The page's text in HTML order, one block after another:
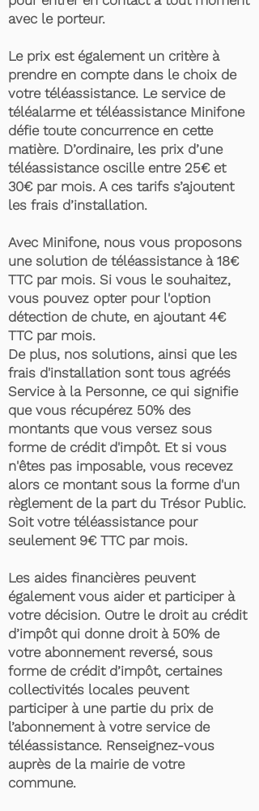
avec le porteur.
Le prix est également un critère à
prendre en compte dans le choix de
votre téléassistance. Le service de
téléalarme et téléassistance Minifone
défie toute concurrence en cette
matière. D’ordinaire, les prix d’une
téléassistance oscille entre 25€ et
30€ par mois. A ces tarifs s’ajoutent
les frais d’installation.
Avec Minifone, nous vous proposons
une solution de téléassistance à 18€
TTC par mois. Si vous le souhaitez,
vous pouvez opter pour l'option
détection de chute, en ajoutant 4€
TTC par mois.
De plus, nos solutions, ainsi que les
frais d'installation sont tous agréés
Service à la Personne, ce qui signifie
que vous récupérez 50% des
montants que vous versez sous
forme de crédit d'impôt. Et si vous
n'êtes pas imposable, vous recevez
alors ce montant sous la forme d'un
règlement de la part du Trésor Public.
Soit votre téléassistance pour
seulement 9€ TTC par mois.
Les aides financières peuvent
également vous aider et participer à
votre décision. Outre le droit au crédit
d’impôt qui donne droit à 50% de
votre abonnement reversé, sous
forme de crédit d’impôt, certaines
collectivités locales peuvent
participer à une partie du prix de
l’abonnement à votre service de
téléassistance. Renseignez-vous
auprès de la mairie de votre
commune.